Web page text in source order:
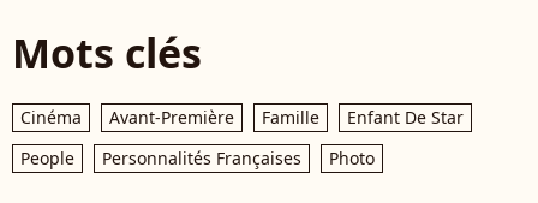
Mots clés
Cinéma Avant-Première Famille
Enfant De Star
People
Personnalités Françaises Photo